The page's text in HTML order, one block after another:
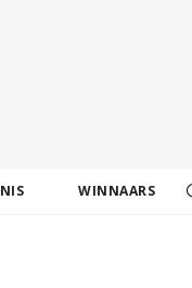
WINNAARS